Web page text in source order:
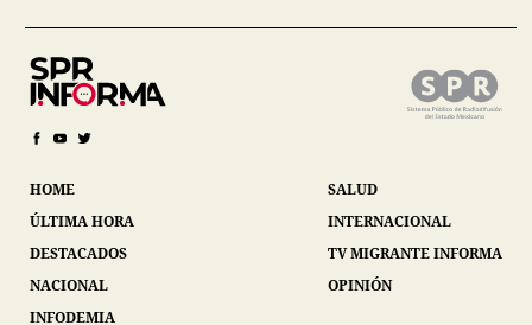
HOME
ÚLTIMA HORA
DESTACADOS
NACIONAL
INFODEMIA
SALUD
INTERNACIONAL
TV MIGRANTE INFORMA
OPINIÓN